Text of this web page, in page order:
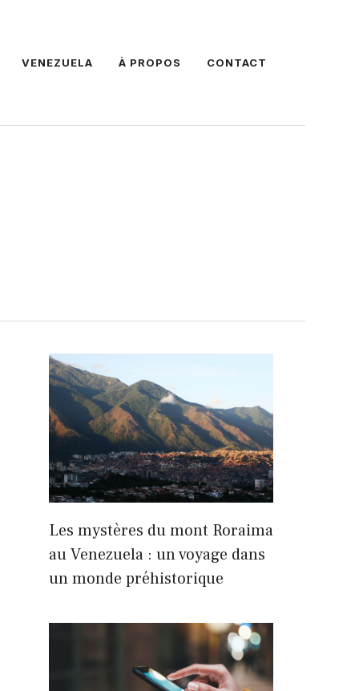
VENEZUELA À PROPOS CONTACT
Les mystères du mont Roraima
au Venezuela : un voyage dans
un monde préhistorique